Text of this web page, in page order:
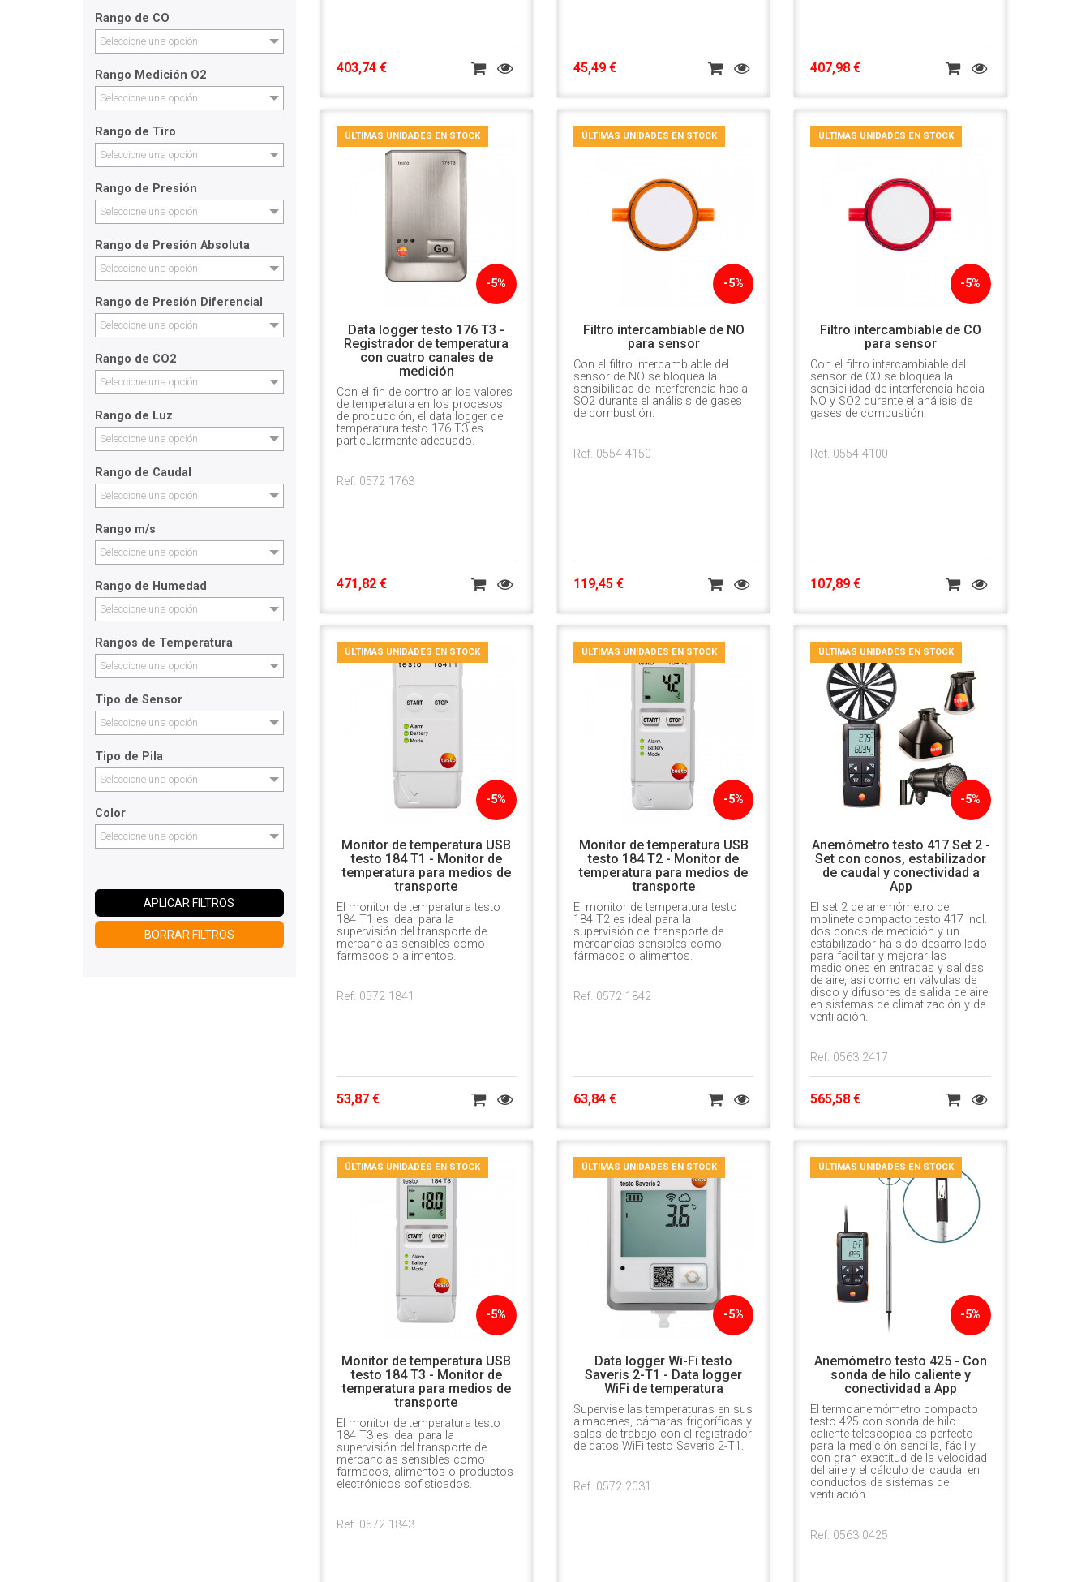
Rango de CO
Seleccione una opción
Rango Medición O2
Seleccione una opción
Rango de Tiro
Seleccione una opción
Rango de Presión
Seleccione una opción
Rango de Presión Absoluta
Seleccione una opción
Rango de Presión Diferencial
Seleccione una opción
Rango de CO2
Seleccione una opción
Rango de Luz
Seleccione una opción
Rango de Caudal
Seleccione una opción
Rango m/s
Seleccione una opción
Rango de Humedad
Seleccione una opción
Rangos de Temperatura
Seleccione una opción
Tipo de Sensor
Seleccione una opción
Tipo de Pila
Seleccione una opción
Color
Seleccione una opción
APLICAR FILTROS
BORRAR FILTROS
403,74 € 45,49 € 407,98 €
-5%
ÚLTIMAS UNIDADES EN STOCK
Data logger testo 176 T3 -
Registrador de temperatura
con cuatro canales de
medición
Con el fin de controlar los valores
de temperatura en los procesos
de producción, el data logger de
temperatura testo 176 T3 es
particularmente adecuado.
Ref. 0572 1763
471,82 €
-5%
ÚLTIMAS UNIDADES EN STOCK
Filtro intercambiable de NO
para sensor
Con el filtro intercambiable del
sensor de NO se bloquea la
sensibilidad de interferencia hacia
SO2 durante el análisis de gases
de combustión.
Ref. 0554 4150
119,45 €
-5%
ÚLTIMAS UNIDADES EN STOCK
Filtro intercambiable de CO
para sensor
Con el filtro intercambiable del
sensor de CO se bloquea la
sensibilidad de interferencia hacia
NO y SO2 durante el análisis de
gases de combustión.
Ref. 0554 4100
107,89 €
-5%
ÚLTIMAS UNIDADES EN STOCK
Monitor de temperatura USB
testo 184 T1 - Monitor de
temperatura para medios de
transporte
El monitor de temperatura testo
184 T1 es ideal para la
supervisión del transporte de
mercancías sensibles como
fármacos o alimentos.
Ref. 0572 1841
53,87 €
-5%
ÚLTIMAS UNIDADES EN STOCK
Monitor de temperatura USB
testo 184 T2 - Monitor de
temperatura para medios de
transporte
El monitor de temperatura testo
184 T2 es ideal para la
supervisión del transporte de
mercancías sensibles como
fármacos o alimentos.
Ref. 0572 1842
63,84 €
-5%
ÚLTIMAS UNIDADES EN STOCK
Anemómetro testo 417 Set 2 -
Set con conos, estabilizador
de caudal y conectividad a
App
El set 2 de anemómetro de
molinete compacto testo 417 incl.
dos conos de medición y un
estabilizador ha sido desarrollado
para facilitar y mejorar las
mediciones en entradas y salidas
de aire, así como en válvulas de
disco y difusores de salida de aire
en sistemas de climatización y de
ventilación.
Ref. 0563 2417
565,58 €
-5%
ÚLTIMAS UNIDADES EN STOCK
Monitor de temperatura USB
testo 184 T3 - Monitor de
temperatura para medios de
transporte
El monitor de temperatura testo
184 T3 es ideal para la
supervisión del transporte de
mercancías sensibles como
fármacos, alimentos o productos
electrónicos sofisticados.
Ref. 0572 1843
-5%
ÚLTIMAS UNIDADES EN STOCK
Data logger Wi-Fi testo
Saveris 2-T1 - Data logger
WiFi de temperatura
Supervise las temperaturas en sus
almacenes, cámaras frigoríficas y
salas de trabajo con el registrador
de datos WiFi testo Saveris 2-T1.
Ref. 0572 2031
-5%
ÚLTIMAS UNIDADES EN STOCK
Anemómetro testo 425 - Con
sonda de hilo caliente y
conectividad a App
El termoanemómetro compacto
testo 425 con sonda de hilo
caliente telescópica es perfecto
para la medición sencilla, fácil y
con gran exactitud de la velocidad
del aire y el cálculo del caudal en
conductos de sistemas de
ventilación.
Ref. 0563 0425